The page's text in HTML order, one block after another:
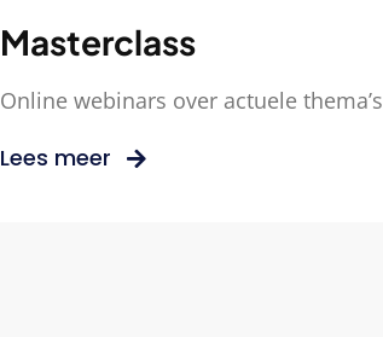
Masterclass
Online webinars over actuele thema’s
Lees meer